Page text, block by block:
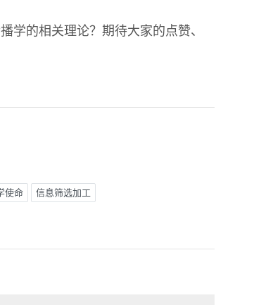
学的相关理论？期待大家的点赞、
使命 信息筛选加工